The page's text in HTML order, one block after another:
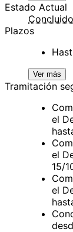
Estado Actual
Plazos
Ver más
Tramitación
el
el
15/
el